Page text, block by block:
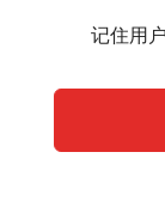
记住用